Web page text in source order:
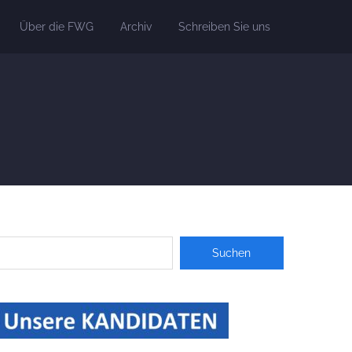
Über die FWG Archiv Schreiben Sie uns